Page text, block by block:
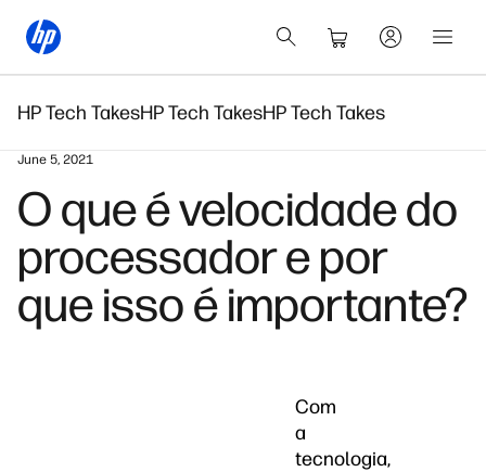
HP Tech TakesHP Tech TakesHP Tech Takes
June 5, 2021
O que é velocidade do
processador e por
que isso é importante?
Com
a
tecnologia,